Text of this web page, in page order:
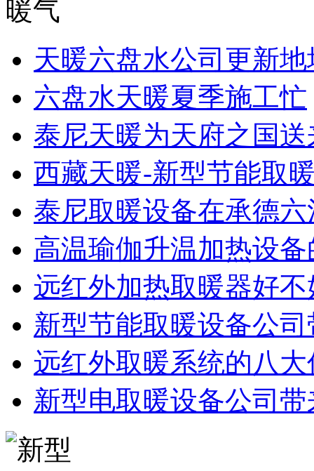
天暖六盘水公司更新地
六盘水天暖夏季施工忙
泰尼天暖为天府之国
西藏天暖-新型节能取
泰尼取暖设备在承德
高温瑜伽升温加热设
远红外加热取暖器好
新型节能取暖设备公
远红外取暖系统的八
新型电取暖设备公司